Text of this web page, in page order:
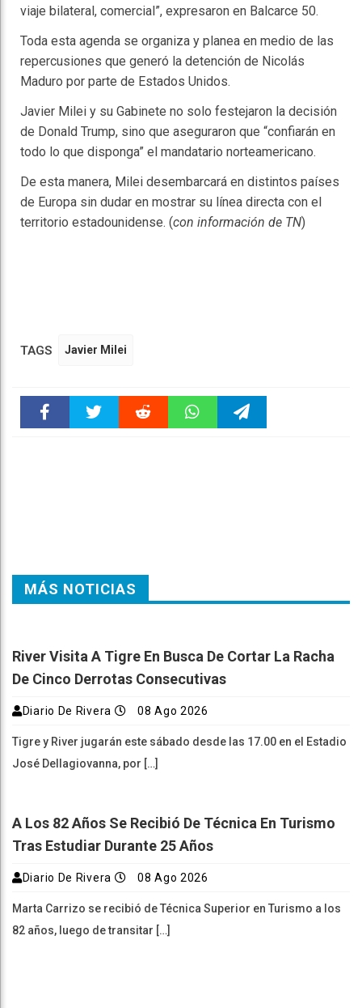
viaje bilateral, comercial”, expresaron en Balcarce 50.
Toda esta agenda se organiza y planea en medio de las
repercusiones que generó la detención de Nicolás
Maduro por parte de Estados Unidos.
Javier Milei y su Gabinete no solo festejaron la decisión
de Donald Trump, sino que aseguraron que “confiarán en
todo lo que disponga” el mandatario norteamericano.
De esta manera, Milei desembarcará en distintos países
de Europa sin dudar en mostrar su línea directa con el
territorio estadounidense. (con información de TN)
TAGS Javier Milei
MÁS NOTICIAS
River Visita A Tigre En Busca De Cortar La Racha
De Cinco Derrotas Consecutivas
Diario De Rivera 08 Ago 2026
Tigre y River jugarán este sábado desde las 17.00 en el Estadio
José Dellagiovanna, por […]
A Los 82 Años Se Recibió De Técnica En Turismo
Tras Estudiar Durante 25 Años
Diario De Rivera 08 Ago 2026
Marta Carrizo se recibió de Técnica Superior en Turismo a los
82 años, luego de transitar […]